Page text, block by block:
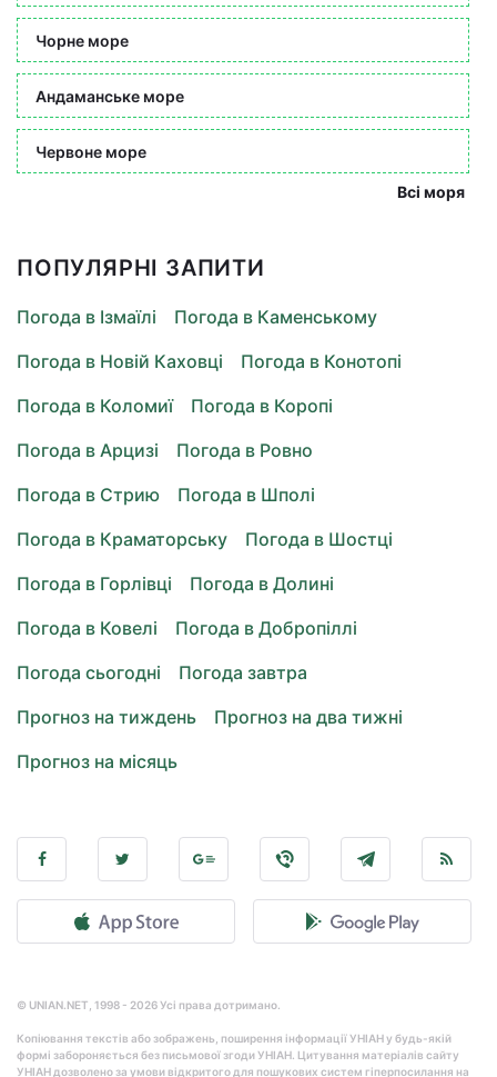
Чорне море
Андаманське море
Червоне море
Всі моря
ПОПУЛЯРНІ ЗАПИТИ
Погода в Ізмаїлі
Погода в Каменському
Погода в Новій Каховці
Погода в Конотопі
Погода в Коломиї
Погода в Коропі
Погода в Арцизі
Погода в Ровно
Погода в Стрию
Погода в Шполі
Погода в Краматорську
Погода в Шостці
Погода в Горлівці
Погода в Долині
Погода в Ковелі
Погода в Добропіллі
Погода сьогодні
Погода завтра
Прогноз на тиждень
Прогноз на два тижні
Прогноз на місяць
© UNIAN.NET, 1998 - 2026 Усі права дотримано.
Копіювання текстів або зображень, поширення інформації УНІАН у будь-якій
формі забороняється без письмової згоди УНІАН. Цитування матеріалів сайту
УНІАН дозволено за умови відкритого для пошукових систем гіперпосилання на